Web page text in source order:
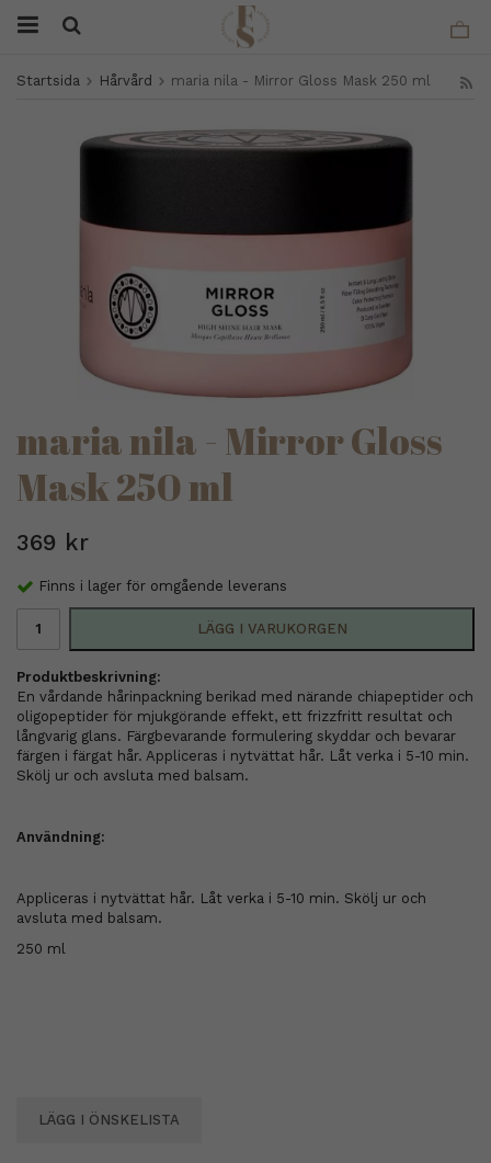
Startsida Hårvård maria nila - Mirror Gloss Mask 250 ml
maria nila - Mirror Gloss
Mask 250 ml
369 kr
Finns i lager för omgående leverans
LÄGG I VARUKORGEN
Produktbeskrivning:
En vårdande hårinpackning berikad med närande chiapeptider och
oligopeptider för mjukgörande effekt, ett frizzfritt resultat och
långvarig glans. Färgbevarande formulering skyddar och bevarar
färgen i färgat hår. Appliceras i nytvättat hår. Låt verka i 5-10 min.
Skölj ur och avsluta med balsam.
Användning:
Appliceras i nytvättat hår. Låt verka i 5-10 min. Skölj ur och
avsluta med balsam.
250 ml
LÄGG I ÖNSKELISTA